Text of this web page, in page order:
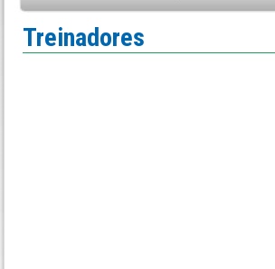
Fale Conosco
Treinadores